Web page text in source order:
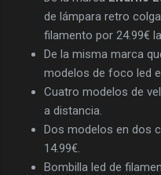
de lámpara retro
filamento por 24.99€
De la misma marca
modelos de foco led
Cuatro modelos de
a distancia.
Dos modelos en dos
14.99€.
Bombilla led de